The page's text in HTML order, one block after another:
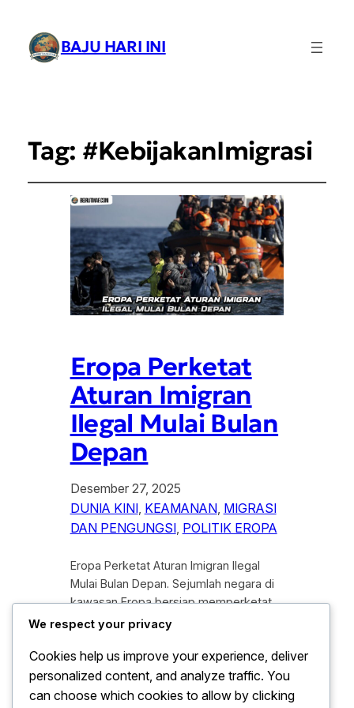
BAJU HARI INI
Tag: #KebijakanImigrasi
Eropa Perketat
Aturan Imigran
Ilegal Mulai Bulan
Depan
Desember 27, 2025
DUNIA KINI, KEAMANAN, MIGRASI
DAN PENGUNGSI, POLITIK EROPA
Eropa Perketat Aturan Imigran Ilegal
Mulai Bulan Depan. Sejumlah negara di
kawasan Eropa bersiap memperketat
aturan terhadap imigran ilegal mulai
sebagai respons atas meningkatnya
arus migrasi yang di nilai menimbulkan
tekanan sosial, ekonomi, dan
We respect your privacy
Cookies help us improve your experience, deliver
personalized content, and analyze traffic. You
can choose which cookies to allow by clicking